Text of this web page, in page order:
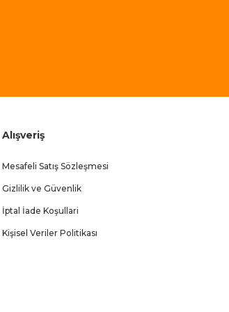
Alışveriş
Mesafeli Satış Sözleşmesi
Gizlilik ve Güvenlik
İptal İade Koşullari
Kişisel Veriler Politikası